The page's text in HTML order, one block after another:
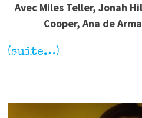
Avec Miles Teller, Jonah
Cooper, Ana de
(suite…)